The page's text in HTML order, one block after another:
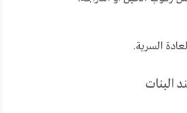
السرية.
البنات